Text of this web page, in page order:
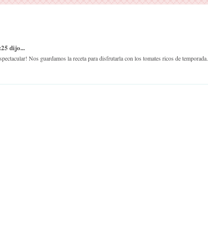
dijo...
Nos guardamos la receta para disfrutarla con los tomates ricos de temporada.